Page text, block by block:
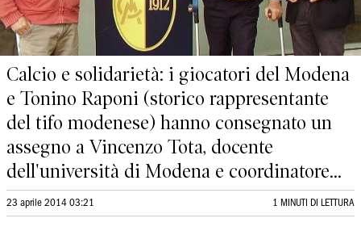
Calcio e solidarietà: i giocatori del Modena
e Tonino Raponi (storico rappresentante
del tifo modenese) hanno consegnato un
assegno a Vincenzo Tota, docente
dell'università di Modena e coordinatore...
23 aprile 2014 03:21 1 MINUTI DI LETTURA